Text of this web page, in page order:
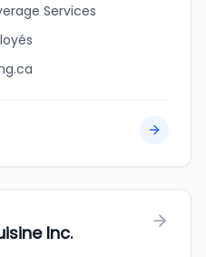
Services
Inc.